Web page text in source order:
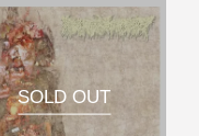
SOLD OUT